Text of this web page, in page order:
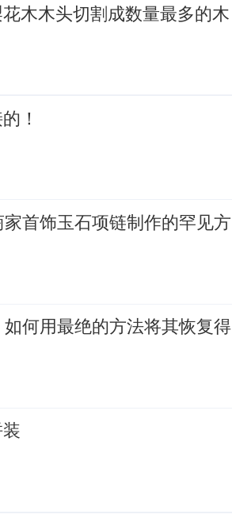
木木头切割成数量最多的木
！
首饰玉石项链制作的罕见方
何用最绝的方法将其恢复得